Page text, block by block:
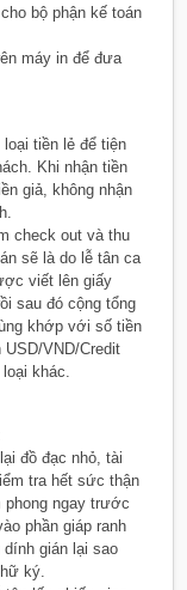
bộ phận kế toán
máy in để đưa
loại tiền lẻ để tiện
Khi nhận tiền
giả, không nhận
check out và thu
sẽ là do lễ tân ca
viết lên giấy
sau đó cộng tổng
khớp với số tiền
VND/Credit
khác.
đồ đạc nhỏ, tài
tra hết sức thận
phong ngay trước
phần giáp ranh
dính gián lại sao
ký.